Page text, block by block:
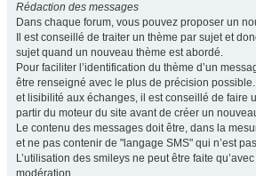
Rédaction des messages
Dans chaque forum, vous pouvez proposer un
Il est conseillé de traiter un thème par sujet et
sujet quand un nouveau thème est abordé.
Pour faciliter l’identification du thème d’un
être renseigné avec le plus de précision
et lisibilité aux échanges, il est conseillé de faire
partir du moteur du site avant de créer un
Le contenu des messages doit être, dans la
et ne pas contenir de "langage SMS" qui n’est
L’utilisation des smileys ne peut être faite
modération.